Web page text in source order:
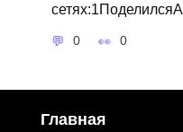
0 0
Главная